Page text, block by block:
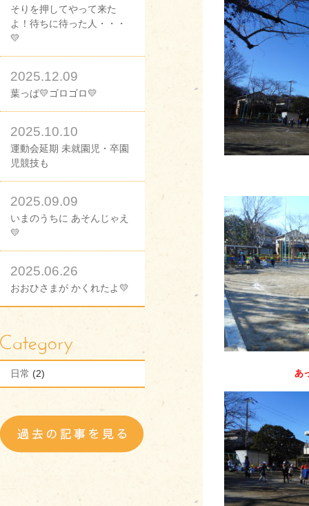
そりを押してやって来た
よ！待ちに待った人・・・
💛
2025.12.09
葉っぱ💛ゴロゴロ💛
2025.10.10
運動会延期 未就園児・卒園
児競技も
2025.09.09
いまのうちに あそんじゃえ
💛
2025.06.26
おおひさまが かくれたよ💛
日常 (2) あ